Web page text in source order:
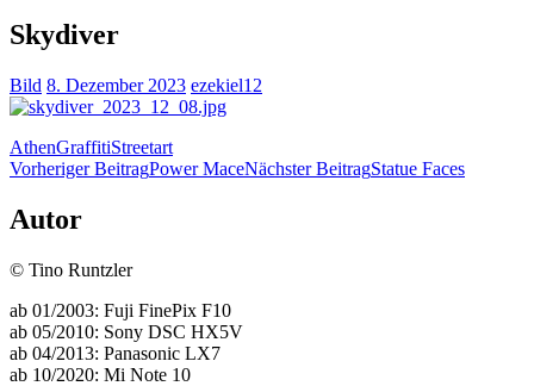
Skydiver
Bild 8. Dezember 2023 ezekiel12
AthenGraffitiStreetart
Beitragsnavigation
Vorheriger BeitragPower MaceNächster BeitragStatue Faces
Autor
© Tino Runtzler
ab 01/2003: Fuji FinePix F10
ab 05/2010: Sony DSC HX5V
ab 04/2013: Panasonic LX7
ab 10/2020: Mi Note 10